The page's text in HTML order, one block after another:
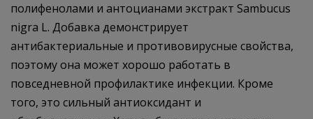
полифенолами и антоцианами экстракт Sambucus
nigra L. Добавка демонстрирует
антибактериальные и противовирусные свойства,
поэтому она может хорошо работать в
повседневной профилактике инфекции. Кроме
того, это сильный антиоксидант и